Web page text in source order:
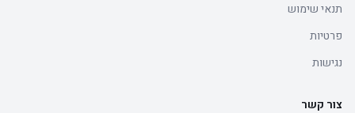
תנאי שימוש
פרטיות
נגישות
צור קשר